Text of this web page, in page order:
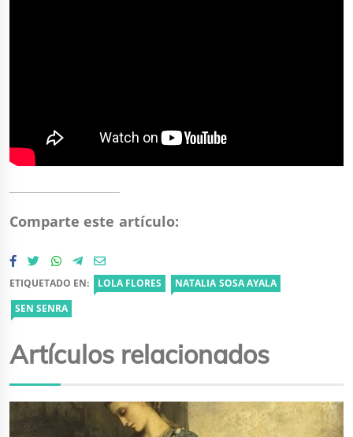
Comparte este artículo:
ETIQUETADO EN: LOLA FLORES
NATALIA SOSA AYALA
SEN SENRA
Artículos relacionados